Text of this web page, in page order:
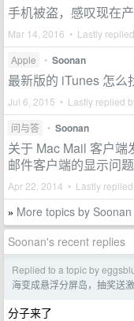
手机被盗，感叹现在
Mar 14, 2016 • Lastly
Apple • Soonan
最新版的 iTunes 怎么
Jul 6, 2015 • Lastly replied
问与答 • Soonan
关于 Mac Mail 客户
邮件客户端的显示问题
Apr 22, 2014 • Lastly
» More topics by Soonan
Soonan's recent replies
Replied to a topic by
海变成悬浮分屏岛，抽奖送
分子来了